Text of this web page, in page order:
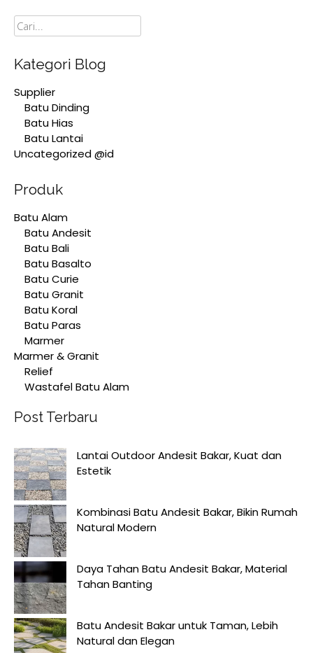
Cari
Kategori Blog
Supplier
Batu Dinding
Batu Hias
Batu Lantai
Uncategorized @id
Produk
Batu Alam
Batu Andesit
Batu Bali
Batu Basalto
Batu Curie
Batu Granit
Batu Koral
Batu Paras
Marmer
Marmer & Granit
Relief
Wastafel Batu Alam
Post Terbaru
Lantai Outdoor Andesit Bakar, Kuat dan
Estetik
Kombinasi Batu Andesit Bakar, Bikin Rumah
Natural Modern
Daya Tahan Batu Andesit Bakar, Material
Tahan Banting
Batu Andesit Bakar untuk Taman, Lebih
Natural dan Elegan